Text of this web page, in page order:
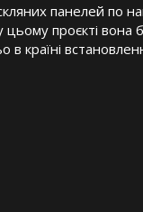
панелей по
проєкті вона
країні